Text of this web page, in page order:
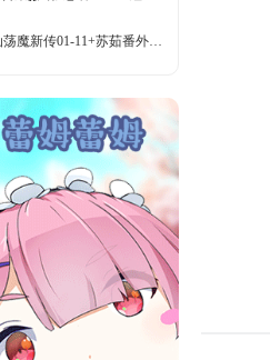
新传01-11+苏茹番外-黑暗